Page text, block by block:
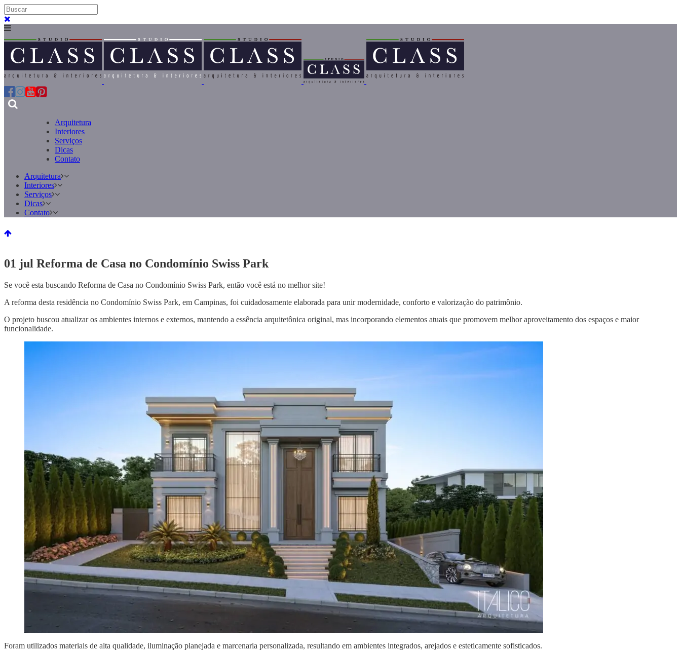
Arquitetura
Interiores
Serviços
Dicas
Contato
Arquitetura
Interiores
Serviços
Dicas
Contato
01 jul Reforma de Casa no Condomínio Swiss Park
Se você esta buscando Reforma de Casa no Condomínio Swiss Park, então você está no melhor site!
A reforma desta residência no Condomínio Swiss Park, em Campinas, foi cuidadosamente elaborada para unir modernidade, conforto e valorização do patrimônio.
O projeto buscou atualizar os ambientes internos e externos, mantendo a essência arquitetônica original, mas incorporando elementos atuais que promovem melhor aproveitamento dos espaços e maior
funcionalidade.
Foram utilizados materiais de alta qualidade, iluminação planejada e marcenaria personalizada, resultando em ambientes integrados, arejados e esteticamente sofisticados.